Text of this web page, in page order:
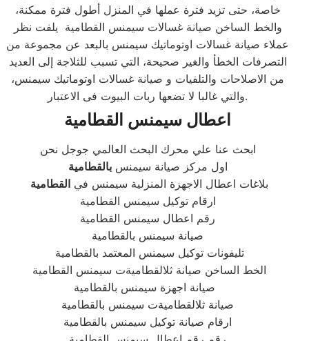
خاصة، حتى تزيد فترة عملها في المنزل أطول فترة ممكنة،
والخط الساخن صيانة غسالات سيمنس القطامية يلفت نظر
عملاء صيانة غسالات اوتوماتيك سيمنس بالبعد عن مجموعة من
التصرفات الخطأ والغير صحيحة، التي تسبب للثلاجة إلى العديد
من الاصلاحات والتلفيات و صيانة غسالات اوتوماتيك سيمنس،
والتي غالبا لا تضعها ربات البيوت فى الاعتبار.
اعطال سيمنس القطامية
ابحث عنا علي محرك البحث العالمي جوجل نحن
اول مركز صيانة سيمنسبالقطامية
بلاغات اعطال الاجهزة المنزلية سيمنس في القطامية
ارقام توكيل سيمنس القطامية
رقم اعطال سيمنس القطامية
صيانة سيمنس بالقطامية
تليفونات توكيل سيمنس المعتمد بالقطامية
الخط الساخن صيانة ثلالقطاميةت سيمنس القطامية
صيانة ثلالقطاميةت سيمنس بالقطامية
ارقام صيانة توكيل سيمنس بالقطامية